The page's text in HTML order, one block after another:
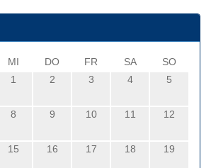
MI DO FR SA
SO
1
2 3 4 5
8 9 10 11 12
15 16 17 18 19